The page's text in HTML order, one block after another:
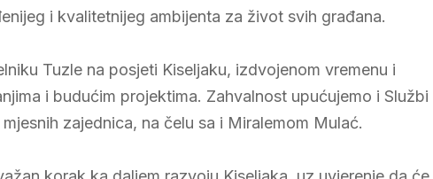
i kvalitetnijeg ambijenta za život svih građana.
Tuzle na posjeti Kiseljaku, izdvojenom vremenu i
i budućim projektima. Zahvalnost upućujemo i Službi
zajednica, na čelu sa i Miralemom Mulać.